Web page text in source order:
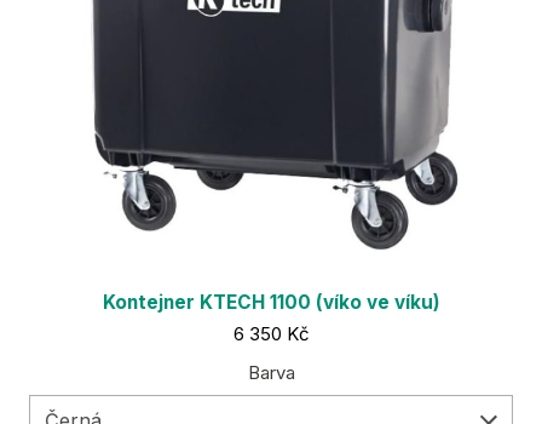
Kontejner KTECH 1100 (víko ve víku)
Cena:
6 350 Kč
Barva